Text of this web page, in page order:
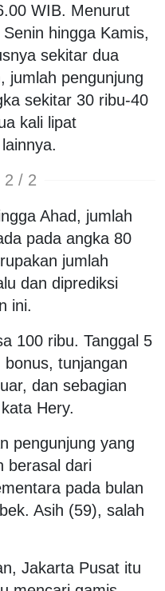
WIB. Menurut
hingga Kamis,
sekitar dua
jumlah pengunjung
sekitar 30 ribu-40
kali lipat
2 / 2
Ahad, jumlah
pada angka 80
jumlah
dan diprediksi
ini.
100 ribu. Tanggal 5
tunjangan
dan sebagian
Hery.
pengunjung yang
berasal dari
pada bulan
Asih (59), salah
Jakarta Pusat itu